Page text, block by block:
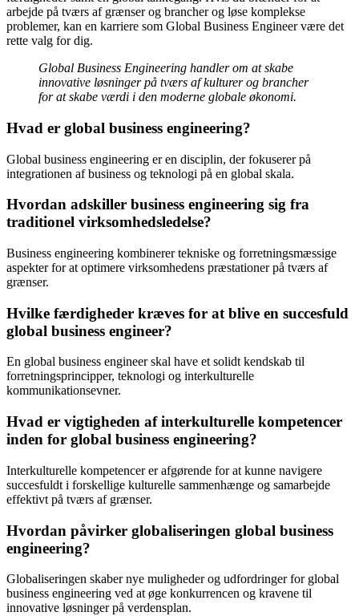
arbejde på tværs af grænser og brancher og løse komplekse
problemer, kan en karriere som Global Business Engineer være det
rette valg for dig.
Global Business Engineering handler om at skabe
innovative løsninger på tværs af kulturer og brancher
for at skabe værdi i den moderne globale økonomi.
Hvad er global business engineering?
Global business engineering er en disciplin, der fokuserer på
integrationen af business og teknologi på en global skala.
Hvordan adskiller business engineering sig fra
traditionel virksomhedsledelse?
Business engineering kombinerer tekniske og forretningsmæssige
aspekter for at optimere virksomhedens præstationer på tværs af
grænser.
Hvilke færdigheder kræves for at blive en succesfuld
global business engineer?
En global business engineer skal have et solidt kendskab til
forretningsprincipper, teknologi og interkulturelle
kommunikationsevner.
Hvad er vigtigheden af interkulturelle kompetencer
inden for global business engineering?
Interkulturelle kompetencer er afgørende for at kunne navigere
succesfuldt i forskellige kulturelle sammenhænge og samarbejde
effektivt på tværs af grænser.
Hvordan påvirker globaliseringen global business
engineering?
Globaliseringen skaber nye muligheder og udfordringer for global
business engineering ved at øge konkurrencen og kravene til
innovative løsninger på verdensplan.